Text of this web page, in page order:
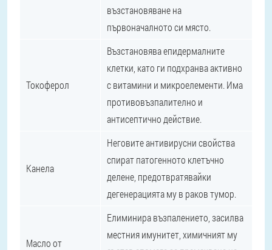
възстановяване на
първоначалното си място.
Токоферол
Възстановява епидермалните
клетки, като ги подхранва активно
с витамини и микроелементи. Има
противовъзпалително и
антисептично действие.
Канела
Неговите антивирусни свойства
спират патогенното клетъчно
делене, предотвратявайки
дегенерацията му в раков тумор.
Масло от
Елиминира възпалението, засилва
местния имунитет, химичният му